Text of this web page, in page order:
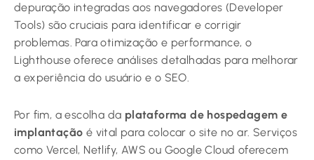
depuração integradas aos navegadores (Developer
Tools) são cruciais para identificar e corrigir
problemas. Para otimização e performance, o
Lighthouse oferece análises detalhadas para melhorar
a experiência do usuário e o SEO.
Por fim, a escolha da plataforma de hospedagem e
implantação é vital para colocar o site no ar. Serviços
como Vercel, Netlify, AWS ou Google Cloud oferecem